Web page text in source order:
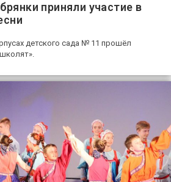
приняли участие в
детского сада № 11 прошёл